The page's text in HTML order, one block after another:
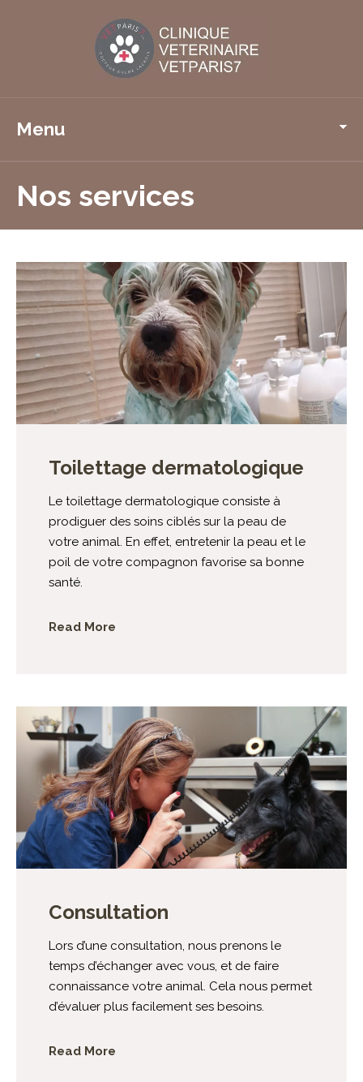
Menu
Nos services
Toilettage dermatologique
Le toilettage dermatologique consiste à
prodiguer des soins ciblés sur la peau de
votre animal. En effet, entretenir la peau et le
poil de votre compagnon favorise sa bonne
santé.
Read More
Consultation
Lors d’une consultation, nous prenons le
temps d’échanger avec vous, et de faire
connaissance votre animal. Cela nous permet
d’évaluer plus facilement ses besoins.
Read More